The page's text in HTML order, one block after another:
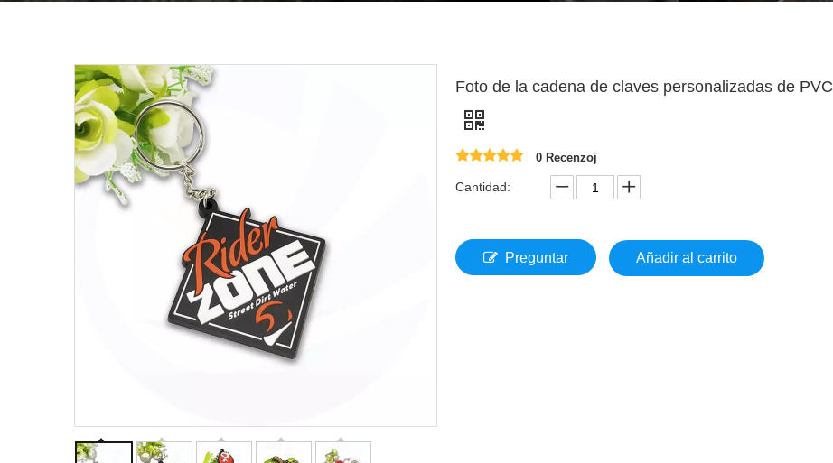
Foto de la cadena de claves personalizadas de PVC
0 Recenzoj
Cantidad:
Preguntar Añadir al carrito